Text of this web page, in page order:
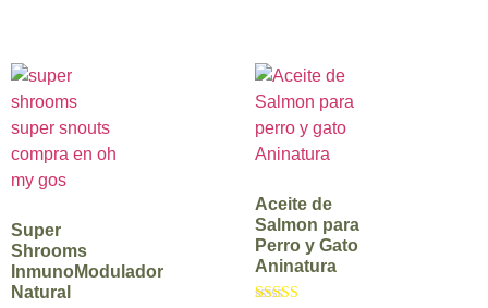
Super
Shrooms
InmunoModulador
Natural
Aceite de
Salmon para
Perro y Gato
Aninatura